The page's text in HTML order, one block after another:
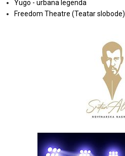
Yugo - urbana legenda
Freedom Theatre (Teatar slobode)